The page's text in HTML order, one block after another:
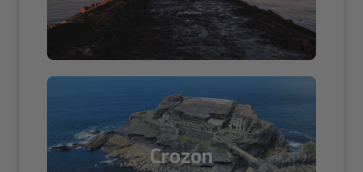
Crozon